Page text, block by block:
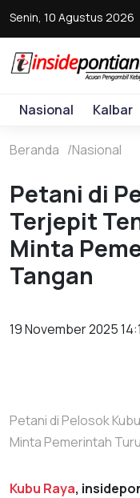
Senin, 10 Agustus 2026
Nasional Kalbar
Beranda Nasional
Petani di
Terjepit
Minta
Tangan
19 November 2025
Petani di Pelosok
Minta Pemerintah
Kubu Raya,